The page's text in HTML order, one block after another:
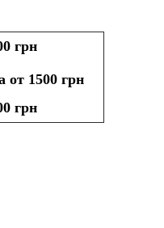
грн
от 1500 грн
грн